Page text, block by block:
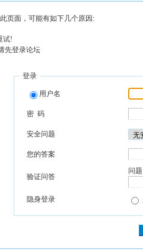
页面，可能有如下几个原因:
试!
先登录论坛
登录
用户名
密 码
安全问题
您的答案
验证问答
问
隐身登录